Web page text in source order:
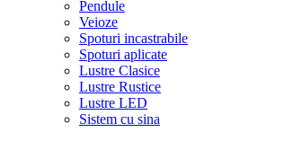
Pendule
Veioze
Spoturi incastrabile
Spoturi aplicate
Lustre Clasice
Lustre Rustice
Lustre LED
Sistem cu sina